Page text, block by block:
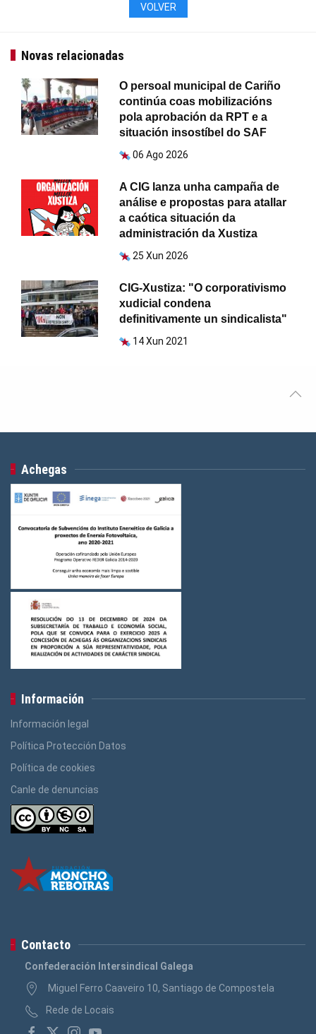
VOLVER
Novas relacionadas
O persoal municipal de Cariño
continúa coas mobilizacións
pola aprobación da RPT e a
situación insostíbel do SAF
06 Ago 2026
A CIG lanza unha campaña de
análise e propostas para atallar
a caótica situación da
administración da Xustiza
25 Xun 2026
CIG-Xustiza: "O corporativismo
xudicial condena
definitivamente un sindicalista"
14 Xun 2021
Achegas
Información
Información legal
Política Protección Datos
Política de cookies
Canle de denuncias
Contacto
Confederación Intersindical Galega
Miguel Ferro Caaveiro 10, Santiago de Compostela
Rede de Locais